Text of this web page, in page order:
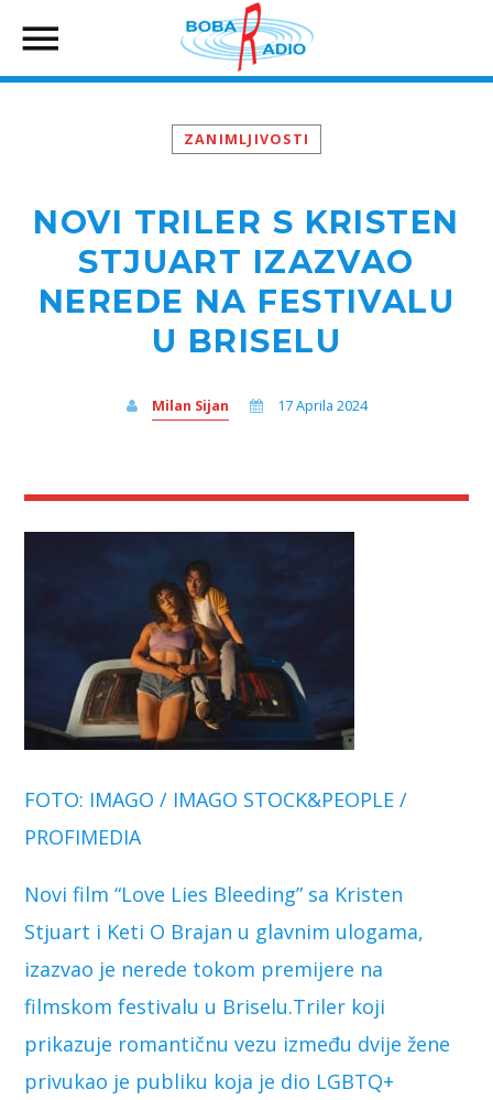
ZANIMLJIVOSTI
NOVI TRILER S KRISTEN
STJUART IZAZVAO
NEREDE NA FESTIVALU
U BRISELU
Milan Sijan 17 Aprila 2024
FOTO: IMAGO / IMAGO STOCK&PEOPLE /
PROFIMEDIA
Novi film “Love Lies Bleeding” sa Kristen
Stjuart i Keti O Brajan u glavnim ulogama,
izazvao je nerede tokom premijere na
filmskom festivalu u Briselu.Triler koji
prikazuje romantičnu vezu između dvije žene
privukao je publiku koja je dio LGBTQ+